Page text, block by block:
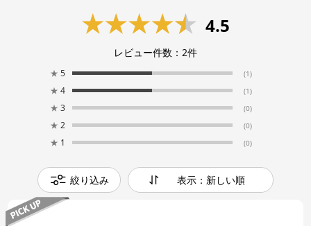
4.5
レビュー件数： 2件
★ 5 (1)
★ 4 (1)
★ 3 (0)
★ 2 (0)
★ 1 (0)
絞り込み 表示：新しい順